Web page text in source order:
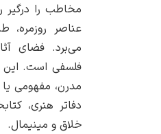
یوهانس فرمیر
پرفروش‌ترین
مخاطب را درگیر رمزگشایی
عناصر روزمره، طنز تلخ
می‌برد. فضای آثار او
فلسفی است. این آثار
مدرن، مفهومی یا
دفاتر هنری، کتابخانه‌ها
خلاق و مینیمال.